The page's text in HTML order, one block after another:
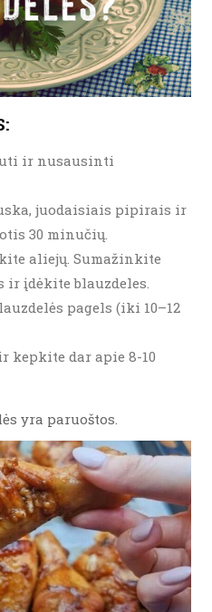
ir nusausinti
juodaisiais pipirais ir
30 minučių.
aliejų. Sumažinkite
įdėkite blauzdeles.
pagels (iki 10–12
kepkite dar apie 8-10
yra paruoštos.